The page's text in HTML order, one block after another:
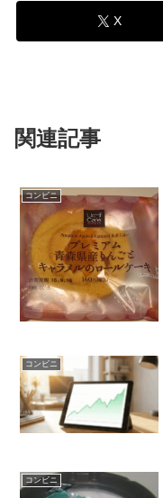
X
関連記事
コンビニ
コンビニ
コンビニ